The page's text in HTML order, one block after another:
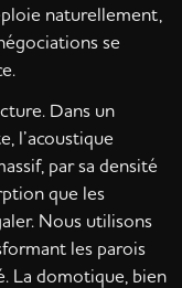
naturellement,
se
Dans un
l’acoustique
par sa densité
que les
Nous utilisons
les parois
La domotique, bien